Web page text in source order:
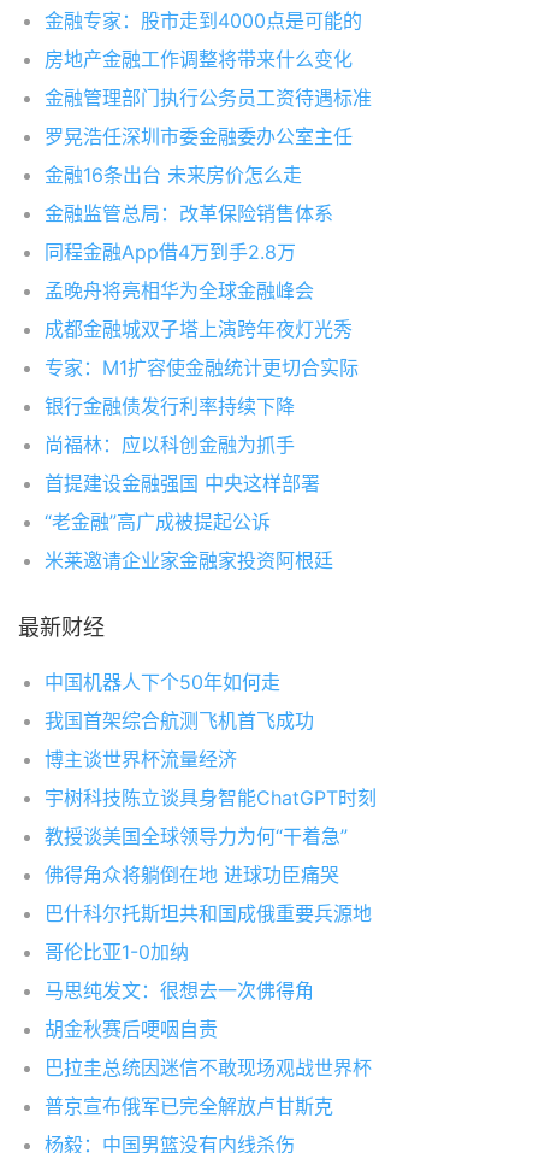
金融专家：股市走到4000点是可能的
房地产金融工作调整将带来什么变化
金融管理部门执行公务员工资待遇标准
罗晃浩任深圳市委金融委办公室主任
金融16条出台 未来房价怎么走
金融监管总局：改革保险销售体系
同程金融App借4万到手2.8万
孟晚舟将亮相华为全球金融峰会
成都金融城双子塔上演跨年夜灯光秀
专家：M1扩容使金融统计更切合实际
银行金融债发行利率持续下降
尚福林：应以科创金融为抓手
首提建设金融强国 中央这样部署
“老金融”高广成被提起公诉
米莱邀请企业家金融家投资阿根廷
最新财经
中国机器人下个50年如何走
我国首架综合航测飞机首飞成功
博主谈世界杯流量经济
宇树科技陈立谈具身智能ChatGPT时刻
教授谈美国全球领导力为何“干着急”
佛得角众将躺倒在地 进球功臣痛哭
巴什科尔托斯坦共和国成俄重要兵源地
哥伦比亚1-0加纳
马思纯发文：很想去一次佛得角
胡金秋赛后哽咽自责
巴拉圭总统因迷信不敢现场观战世界杯
普京宣布俄军已完全解放卢甘斯克
杨毅：中国男篮没有内线杀伤